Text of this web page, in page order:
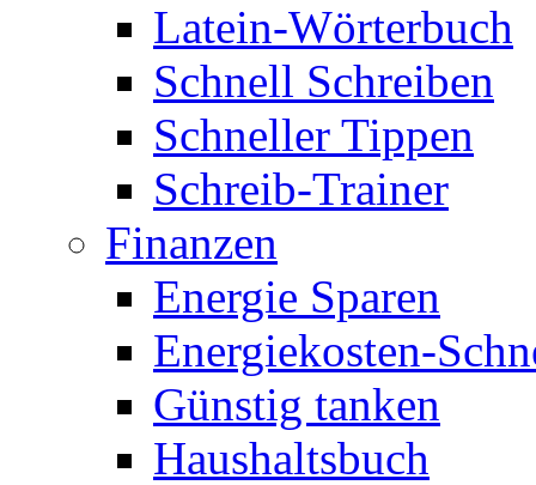
Latein-Wörterbuch
Schnell Schreiben
Schneller Tippen
Schreib-Trainer
Finanzen
Energie Sparen
Energiekosten-
Günstig tanken
Haushaltsbuch